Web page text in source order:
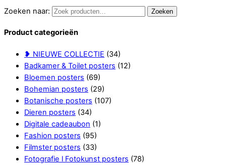
Zoeken naar: Zoeken
Product categorieën
❥ NIEUWE COLLECTIE (34)
Badkamer & Toilet posters (12)
Bloemen posters (69)
Bohemian posters (29)
Botanische posters (107)
Dieren posters (34)
Digitale cadeaubon (1)
Fashion posters (95)
Filmster posters (33)
Fotografie l Fotokunst posters (78)